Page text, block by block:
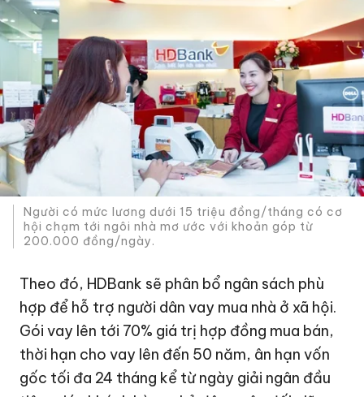
Người có mức lương dưới 15 triệu đồng/tháng có cơ
hội chạm tới ngôi nhà mơ ước với khoản góp từ
200.000 đồng/ngày.
Theo đó, HDBank sẽ phân bổ ngân sách phù
hợp để hỗ trợ người dân vay mua nhà ở xã hội.
Gói vay lên tới 70% giá trị hợp đồng mua bán,
thời hạn cho vay lên đến 50 năm, ân hạn vốn
gốc tối đa 24 tháng kể từ ngày giải ngân đầu